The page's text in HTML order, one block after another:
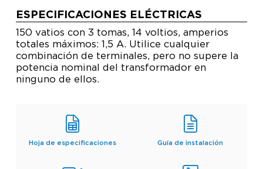
ESPECIFICACIONES ELÉCTRICAS
150 vatios con 3 tomas, 14 voltios, amperios
totales máximos: 1,5 A. Utilice cualquier
combinación de terminales, pero no supere la
potencia nominal del transformador en
ninguno de ellos.
Hoja de especificaciones Guía de instalación